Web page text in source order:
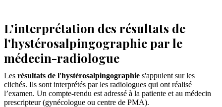
L'interprétation des résultats de
l'hystérosalpingographie par le
médecin-radiologue
Les résultats de l'hystérosalpingographie s'appuient sur les
clichés. Ils sont interprétés par les radiologues qui ont réalisé
l’examen. Un compte-rendu est adressé à la patiente et au médecin
prescripteur (gynécologue ou centre de PMA).